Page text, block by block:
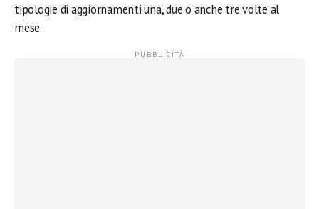
tipologie di aggiornamenti una, due o anche tre volte al
mese.